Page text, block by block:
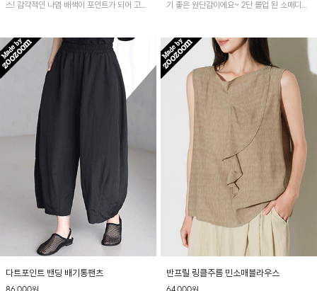
스! 감각적인 나염 배색이 포인트가 되어 고급
착용 가능합니다~
기 좋은 원단감이에요~ 2단 롤업 된 소매디테
다트포인트 밴딩 배기통팬츠 반프릴 링클주름 민소매블라우스